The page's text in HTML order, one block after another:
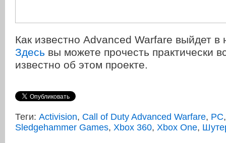
Как известно Advanced Warfare выйдет в
Здесь вы можете прочесть практически
известно об этом проекте.
Теги: Activision, Call of Duty Advanced Warfare, PC
Sledgehammer Games, Xbox 360, Xbox One,